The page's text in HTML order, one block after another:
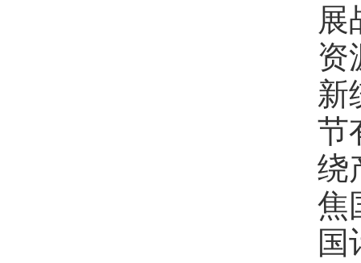
展
资
新
节
绕
焦
国